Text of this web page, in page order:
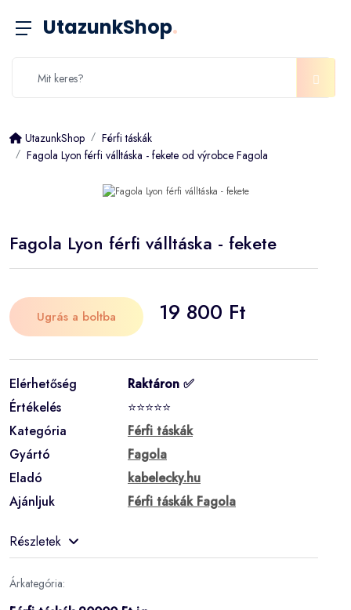
UtazunkShop.
UtazunkShop
Férfi táskák
Fagola Lyon férfi válltáska - fekete od výrobce Fagola
Fagola Lyon férfi válltáska - fekete
Ugrás a boltba 19 800 Ft
Elérhetőség
Raktáron ✅
Értékelés
⭐⭐⭐⭐⭐
Kategória
Férfi táskák
Gyártó
Fagola
Eladó
kabelecky.hu
Ajánljuk
Férfi táskák Fagola
Részletek
Árkategória: